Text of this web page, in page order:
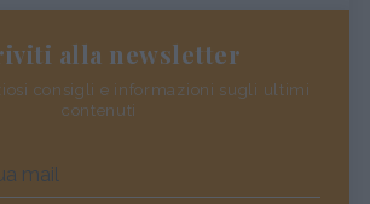
alla newsletter
consigli e informazioni sugli ultimi
contenuti